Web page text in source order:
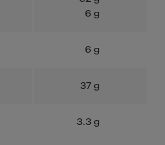
6 g
6 g
37 g
3.3 g